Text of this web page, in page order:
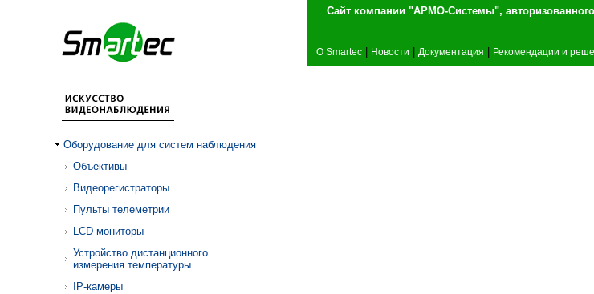
Сайт компании "АРМО-Системы",
О Smartec Новости Документация Рекомендации и
Оборудование для систем наблюдения
Объективы
Видеорегистраторы
Пульты телеметрии
LCD-мониторы
Устройство дистанционного
измерения температуры
IP-камеры